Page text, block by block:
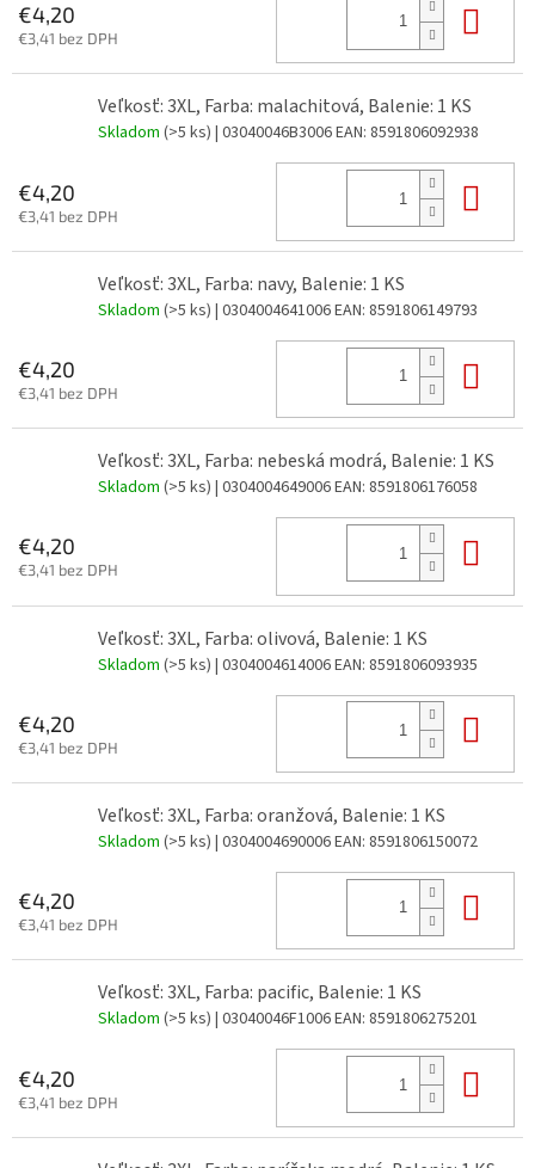
€4,20
€3,41 bez DPH
Veľkosť: 3XL, Farba: malachitová, Balenie: 1 KS
Skladom (>5 ks) | 03040046B3006EAN: 8591806092938
€4,20
€3,41 bez DPH
Veľkosť: 3XL, Farba: navy, Balenie: 1 KS
Skladom (>5 ks) | 0304004641006EAN: 8591806149793
€4,20
€3,41 bez DPH
Veľkosť: 3XL, Farba: nebeská modrá, Balenie: 1 KS
Skladom (>5 ks) | 0304004649006EAN: 8591806176058
€4,20
€3,41 bez DPH
Veľkosť: 3XL, Farba: olivová, Balenie: 1 KS
Skladom (>5 ks) | 0304004614006EAN: 8591806093935
€4,20
€3,41 bez DPH
Veľkosť: 3XL, Farba: oranžová, Balenie: 1 KS
Skladom (>5 ks) | 0304004690006EAN: 8591806150072
€4,20
€3,41 bez DPH
Veľkosť: 3XL, Farba: pacific, Balenie: 1 KS
Skladom (>5 ks) | 03040046F1006EAN: 8591806275201
€4,20
€3,41 bez DPH